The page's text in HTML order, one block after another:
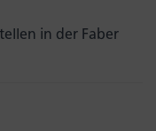
in der Faber